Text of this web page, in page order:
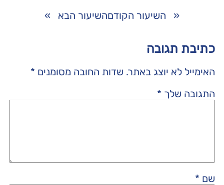
« השיעור הקודםהשיעור הבא »
כתיבת תגובה
האימייל לא יוצג באתר. שדות החובה מסומנים *
התגובה שלך *
שם *